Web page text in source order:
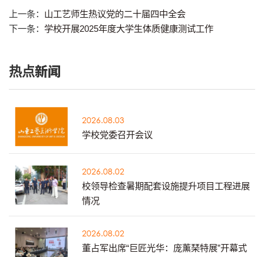
上一条： 山工艺师生热议党的二十届四中全会
下一条： 学校开展2025年度大学生体质健康测试工作
热点新闻
2026.08.03
学校党委召开会议
2026.08.02
校领导检查暑期配套设施提升项目工程进展
情况
2026.08.02
董占军出席“巨匠光华：庞薰琹特展”开幕式